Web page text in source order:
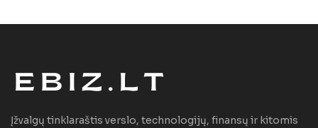
Įžvalgų tinklaraštis verslo, technologijų, finansų ir kitomis